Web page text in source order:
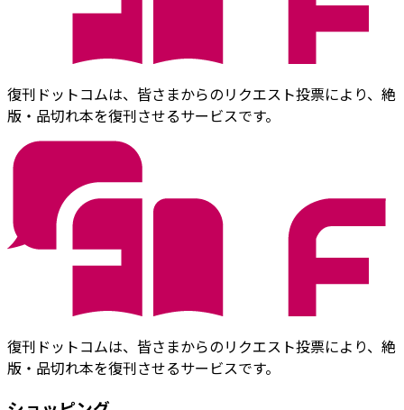
復刊ドットコムは、皆さまからのリクエスト投票により、絶
版・品切れ本を復刊させるサービスです。
復刊ドットコムは、皆さまからのリクエスト投票により、絶
版・品切れ本を復刊させるサービスです。